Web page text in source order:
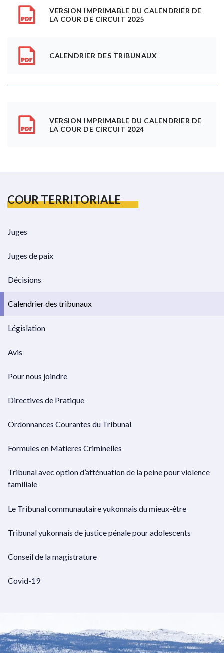
COUR TERRITORIALE
Juges
Juges de paix
Décisions
Calendrier des tribunaux
Législation
Avis
Pour nous joindre
Directives de Pratique
Ordonnances Courantes du Tribunal
Formules en Matieres Criminelles
Tribunal avec option d’atténuation de la peine pour violence
familiale
Le Tribunal communautaire yukonnais du mieux-être
Tribunal yukonnais de justice pénale pour adolescents
Conseil de la magistrature
Covid-19
VERSION IMPRIMABLE DU CALENDRIER DE
LA COUR DE CIRCUIT 2025
CALENDRIER DES TRIBUNAUX
VERSION IMPRIMABLE DU CALENDRIER DE
LA COUR DE CIRCUIT 2024